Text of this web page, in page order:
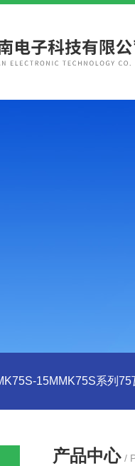
15MMK75S系列
产品中心 /